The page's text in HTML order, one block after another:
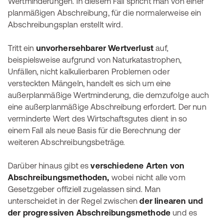
planmäßigen Abschreibung, für die normalerweise ein
Abschreibungsplan erstellt wird.
Tritt ein unvorhersehbarer Wertverlust auf,
beispielsweise aufgrund von Naturkatastrophen,
Unfällen, nicht kalkulierbaren Problemen oder
versteckten Mängeln, handelt es sich um eine
außerplanmäßige Wertminderung, die demzufolge auch
eine außerplanmäßige Abschreibung erfordert. Der nun
verminderte Wert des Wirtschaftsgutes dient in so
einem Fall als neue Basis für die Berechnung der
weiteren Abschreibungsbeträge.
Darüber hinaus gibt esverschiedene Arten von
Abschreibungsmethoden, wobei nicht alle vom
Gesetzgeber offiziell zugelassen sind. Man
unterscheidet in der Regel zwischender linearen und
der progressiven Abschreibungsmethode und es